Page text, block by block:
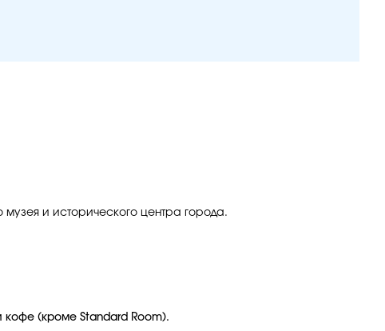
и исторического центра города.
кофе (кроме Standard Room).